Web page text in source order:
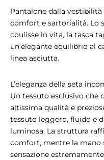
Pantalone dalla
comfort e sartorialità. Lo
coulisse in vita, la tasca
un’elegante equilibrio al
linea asciutta.
L’eleganza della seta
Un tessuto esclusivo che
altissima qualità e
tessuto leggero, fluido e
luminosa. La struttura
comfort, mentre la mano
sensazione